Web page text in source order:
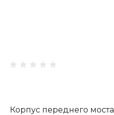
Корпус переднего моста